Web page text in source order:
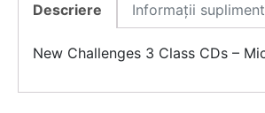
Descriere Informații
New Challenges 3 Class CDs –